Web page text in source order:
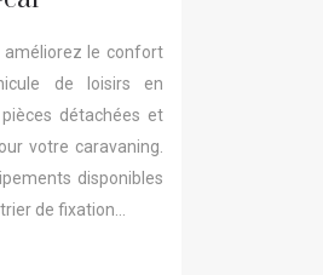
améliorez le confort
de loisirs en
détachées et
votre caravaning.
disponibles
de fixation…